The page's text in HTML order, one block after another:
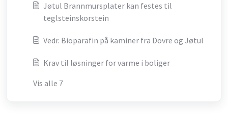
Jøtul Brannmursplater kan festes til
teglsteinskorstein
Vedr. Bioparafin på kaminer fra Dovre og Jøtul
Krav til løsninger for varme i boliger
Vis alle 7